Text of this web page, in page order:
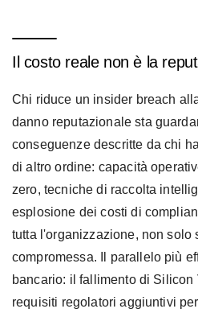
Il costo reale non è la
Chi riduce un insider breach
danno reputazionale sta
conseguenze descritte da chi
di altro ordine: capacità
zero, tecniche di raccolta
esplosione dei costi di
tutta l'organizzazione, non solo
compromessa. Il parallelo più
bancario: il fallimento di
requisiti regolatori aggiuntivi